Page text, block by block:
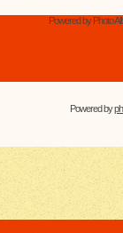
Powered by Photo
Powered by